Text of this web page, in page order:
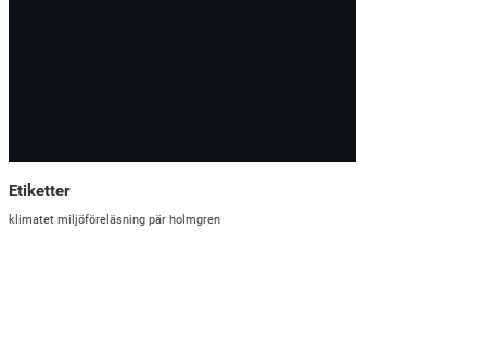
Etiketter
klimatet miljöföreläsning pär holmgren